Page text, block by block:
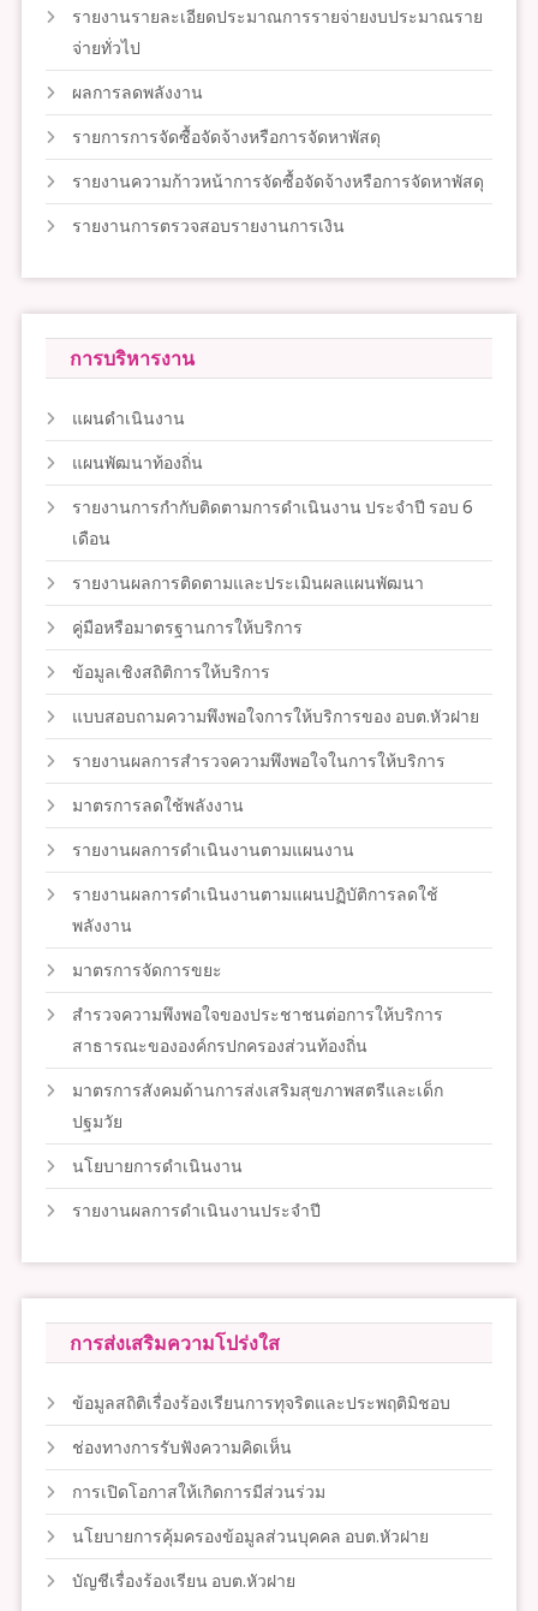
รายงานรายละเอียดประมาณการรายจ่ายงบประมาณราย
จ่ายทั่วไป
ผลการลดพลังงาน
รายการการจัดซื้อจัดจ้างหรือการจัดหาพัสดุ
รายงานความก้าวหน้าการจัดซื้อจัดจ้างหรือการจัดหาพัสดุ
รายงานการตรวจสอบรายงานการเงิน
การบริหารงาน
แผนดำเนินงาน
แผนพัฒนาท้องถิ่น
รายงานการกำกับติดตามการดำเนินงาน ประจำปี รอบ 6
เดือน
รายงานผลการติดตามและประเมินผลแผนพัฒนา
คู่มือหรือมาตรฐานการให้บริการ
ข้อมูลเชิงสถิติการให้บริการ
แบบสอบถามความพึงพอใจการให้บริการของ อบต.หัวฝาย
รายงานผลการสำรวจความพึงพอใจในการให้บริการ
มาตรการลดใช้พลังงาน
รายงานผลการดำเนินงานตามแผนงาน
รายงานผลการดำเนินงานตามแผนปฏิบัติการลดใช้
พลังงาน
มาตรการจัดการขยะ
สำรวจความพึงพอใจของประชาชนต่อการให้บริการ
สาธารณะขององค์กรปกครองส่วนท้องถิ่น
มาตรการสังคมด้านการส่งเสริมสุขภาพสตรีและเด็ก
ปฐมวัย
นโยบายการดำเนินงาน
รายงานผลการดำเนินงานประจำปี
การส่งเสริมความโปร่งใส
ข้อมูลสถิติเรื่องร้องเรียนการทุจริตและประพฤติมิชอบ
ช่องทางการรับฟังความคิดเห็น
การเปิดโอกาสให้เกิดการมีส่วนร่วม
นโยบายการคุ้มครองข้อมูลส่วนบุคคล อบต.หัวฝาย
บัญชีเรื่องร้องเรียน อบต.หัวฝาย